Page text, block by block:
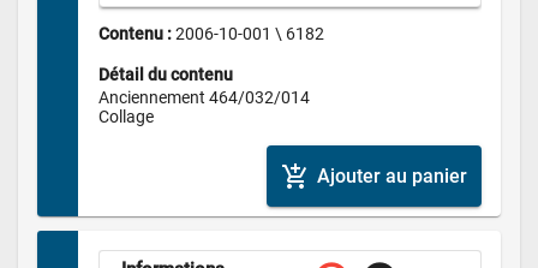
Contenu : 2006-10-001 \ 6182
Détail du contenu
Anciennement 464/032/014
Collage
add_shopping_cart Ajouter au panier